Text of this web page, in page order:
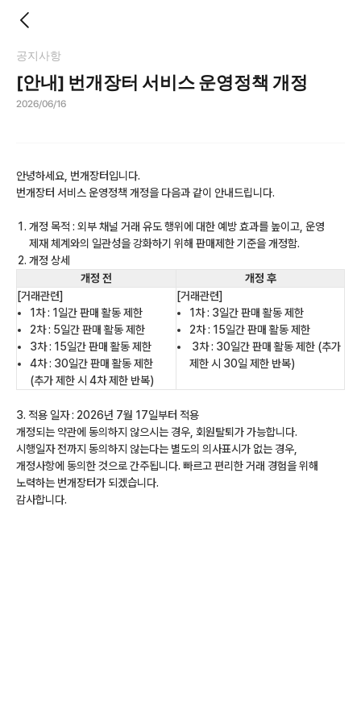
공지사항
[안내] 번개장터 서비스 운영정책 개정
2026/06/16
안녕하세요, 번개장터입니다.
번개장터 서비스 운영정책 개정을 다음과 같이 안내드립니다.
개정 목적 : 외부 채널 거래 유도 행위에 대한 예방 효과를 높이고, 운영
제재 체계와의 일관성을 강화하기 위해 판매제한 기준을 개정함.
개정 상세
개정 전
개정 후
[거래관련]
1차 : 1일간 판매 활동 제한
2차 : 5일간 판매 활동 제한
3차 : 15일간 판매 활동 제한
4차 : 30일간 판매 활동 제한
(추가 제한 시 4차 제한 반복)
[거래관련]
1차 : 3일간 판매 활동 제한
2차 : 15일간 판매 활동 제한
3차 : 30일간 판매 활동 제한 (추가
제한 시 30일 제한 반복)
3. 적용 일자 : 2026년 7월 17일부터 적용
개정되는 약관에 동의하지 않으시는 경우, 회원탈퇴가 가능합니다.
시행일자 전까지 동의하지 않는다는 별도의 의사표시가 없는 경우,
개정사항에 동의한 것으로 간주됩니다. 빠르고 편리한 거래 경험을 위해
노력하는 번개장터가 되겠습니다.
감사합니다.